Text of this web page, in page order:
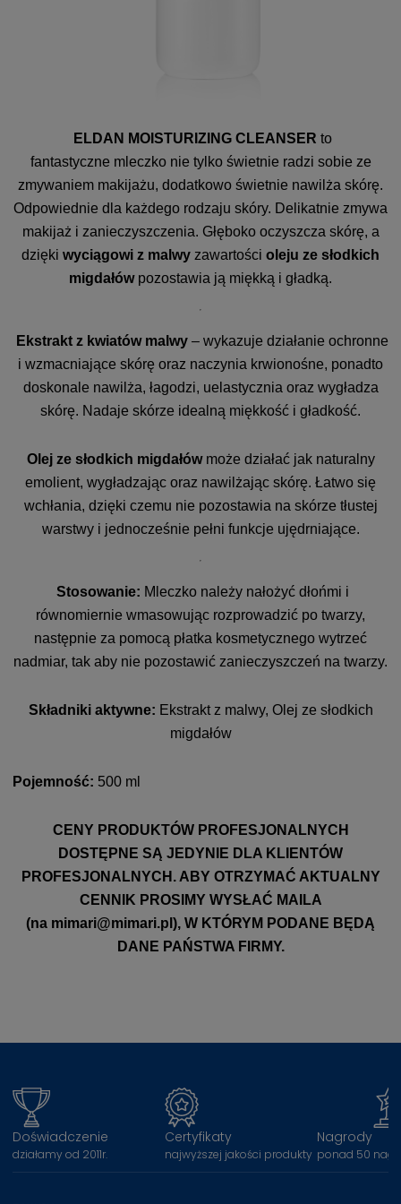
ELDAN MOISTURIZING CLEANSER to
fantastyczne mleczko nie tylko świetnie radzi sobie ze
zmywaniem makijażu, dodatkowo świetnie nawilża skórę.
Odpowiednie dla każdego rodzaju skóry. Delikatnie zmywa
makijaż i zanieczyszczenia. Głęboko oczyszcza skórę, a
dzięki wyciągowi z malwy zawartości oleju ze słodkich
migdałówpozostawia ją miękką i gładką.
Ekstrakt z kwiatów malwy – wykazuje działanie ochronne
i wzmacniające skórę oraz naczynia krwionośne, ponadto
doskonale nawilża, łagodzi, uelastycznia oraz wygładza
skórę. Nadaje skórze idealną miękkość i gładkość.
Olej ze słodkich migdałówmoże działać jak naturalny
emolient, wygładzając oraz nawilżając skórę. Łatwo się
wchłania, dzięki czemu nie pozostawia na skórze tłustej
warstwy i jednocześnie pełni funkcje ujędrniające.
Stosowanie: Mleczko należy nałożyć dłońmi i
równomiernie wmasowując rozprowadzić po twarzy,
następnie za pomocą płatka kosmetycznego wytrzeć
nadmiar, tak aby nie pozostawić zanieczyszczeń na twarzy.
Składniki aktywne: Ekstrakt z malwy, Olej ze słodkich
migdałów
Pojemność: 500 ml
CENY PRODUKTÓW PROFESJONALNYCH
DOSTĘPNE SĄ JEDYNIE DLA KLIENTÓW
PROFESJONALNYCH. ABY OTRZYMAĆ AKTUALNY
CENNIK PROSIMY WYSŁAĆ MAILA
(na mimari@mimari.pl ), W KTÓRYM PODANE BĘDĄ
DANE PAŃSTWA FIRMY.
Doświadczenie
działamy od 2011r.
Certyfikaty
najwyższej jakości produkty
Nagrody
ponad 50